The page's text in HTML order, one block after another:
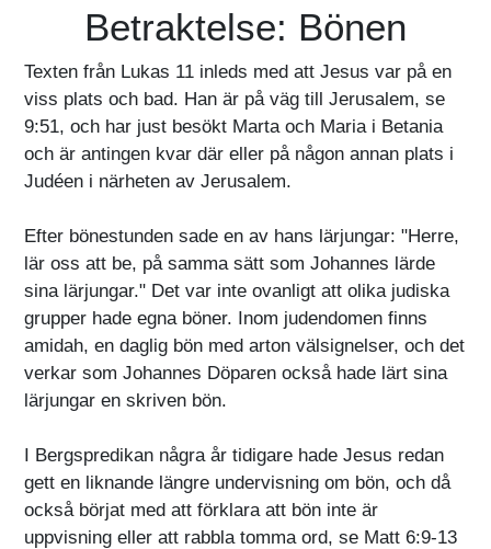
Betraktelse: Bönen
Texten från Lukas 11 inleds med att Jesus var på en
viss plats och bad. Han är på väg till Jerusalem, se
9:51, och har just besökt Marta och Maria i Betania
och är antingen kvar där eller på någon annan plats i
Judéen i närheten av Jerusalem.
Efter bönestunden sade en av hans lärjungar: "Herre,
lär oss att be, på samma sätt som Johannes lärde
sina lärjungar." Det var inte ovanligt att olika judiska
grupper hade egna böner. Inom judendomen finns
amidah, en daglig bön med arton välsignelser, och det
verkar som Johannes Döparen också hade lärt sina
lärjungar en skriven bön.
I Bergspredikan några år tidigare hade Jesus redan
gett en liknande längre undervisning om bön, och då
också börjat med att förklara att bön inte är
uppvisning eller att rabbla tomma ord, se Matt 6:9-13